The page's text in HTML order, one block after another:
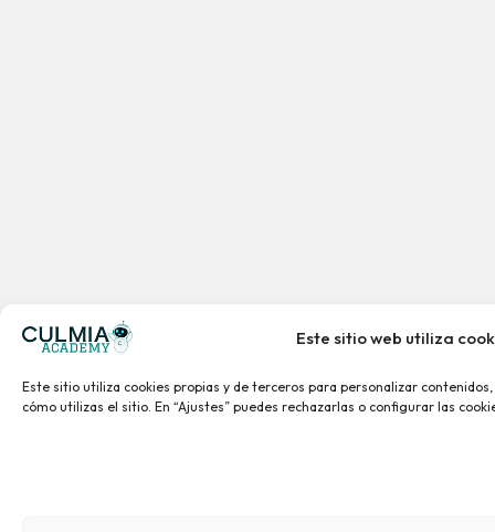
Este sitio web utiliza
Este sitio utiliza cookies propias y de terceros para personalizar
cómo utilizas el sitio. En “Ajustes” puedes rechazarlas o configurar las